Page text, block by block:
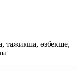
тажикша, өзбекше,